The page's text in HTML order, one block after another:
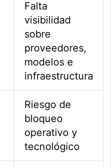
Falta
visibilidad
sobre
proveedores,
modelos e
infraestructura
Riesgo de
bloqueo
operativo y
tecnológico